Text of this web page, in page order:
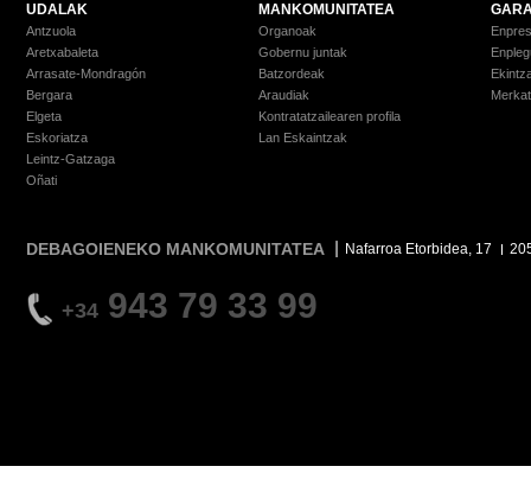
UDALAK
Antzuola
Aretxabaleta
Arrasate-Mondragón
Bergara
Elgeta
Eskoriatza
Leintz-Gatzaga
Oñati
MANKOMUNITATEA
Organoak
Gobernu juntak
Batzordeak
Araudiak
Kontratatzailearen profila
Lan Eskaintzak
DEBAGOIENEKO MANKOMUNITATEA Nafarroa Etorbidea, 17
+34 943 79 33 99